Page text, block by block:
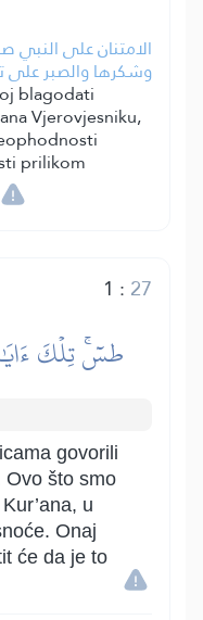
الامتنان على النبي
وشكرها والصبر على
blagodati
Vjerovjesniku,
prilikom
1 : 27
طسٓۚ تِلۡكَ
govorili
Ovo što smo
u
Onaj
će da je to